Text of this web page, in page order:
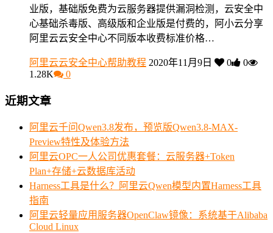
业版，基础版免费为云服务器提供漏洞检测，云安全中
心基础杀毒版、高级版和企业版是付费的，阿小云分享
阿里云云安全中心不同版本收费标准价格…
阿里云云安全中心帮助教程 2020年11月9日 0
0
1.28K
0
近期文章
阿里云千问Qwen3.8发布，预览版Qwen3.8-MAX-
Preview特性及体验方法
阿里云OPC一人公司优惠套餐：云服务器+Token
Plan+存储+云数据库活动
Harness工具是什么？阿里云Qwen模型内置Harness工具
指南
阿里云轻量应用服务器OpenClaw镜像：系统基于Alibaba
Cloud Linux